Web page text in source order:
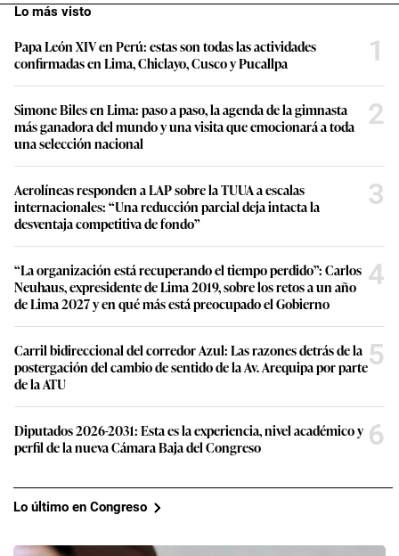
Lo más visto
Papa León XIV en Perú: estas son todas las actividades
confirmadas en Lima, Chiclayo, Cusco y Pucallpa
1
Simone Biles en Lima: paso a paso, la agenda de la gimnasta
más ganadora del mundo y una visita que emocionará a toda
una selección nacional
2
Aerolíneas responden a LAP sobre la TUUA a escalas
internacionales: “Una reducción parcial deja intacta la
desventaja competitiva de fondo”
3
“La organización está recuperando el tiempo perdido”: Carlos
Neuhaus, expresidente de Lima 2019, sobre los retos a un año
de Lima 2027 y en qué más está preocupado el Gobierno
4
Carril bidireccional del corredor Azul: Las razones detrás de la
postergación del cambio de sentido de la Av. Arequipa por parte
de la ATU
5
Diputados 2026-2031: Esta es la experiencia, nivel académico y
perfil de la nueva Cámara Baja del Congreso
6
Lo último en Congreso